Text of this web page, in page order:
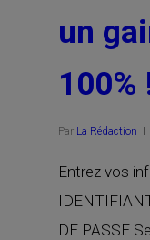
un
100%
Par La Rédaction
Entrez vos
DE PASSE